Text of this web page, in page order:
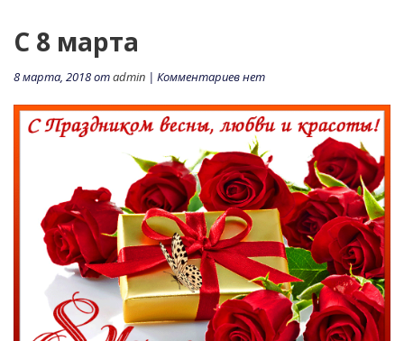
С 8 марта
8 марта, 2018 отadmin | Комментариев нет